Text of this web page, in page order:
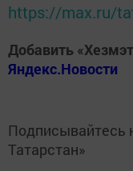
https://max.ru/
Добавить
Яндекс.Новости
Подписывайтесь
Татарстан»